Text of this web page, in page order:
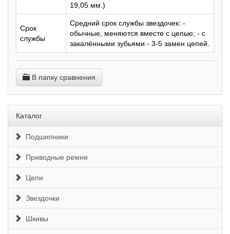
19,05 мм.)
Срок
службы
Средний срок службы звездочек: -
обычные, меняются вместе с цепью; - с
закалёнными зубьями - 3-5 замен цепей.
В папку сравнения
Каталог
Подшипники
Приводные ремни
Цепи
Звездочки
Шкивы